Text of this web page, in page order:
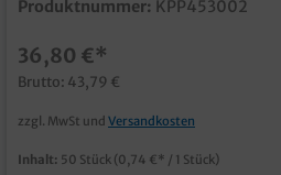
Produktnummer: KPP453002
36,80 €*
Brutto: 43,79 €
zzgl. MwSt und Versandkosten
Inhalt: 50 Stück (0,74 €* / 1 Stück)